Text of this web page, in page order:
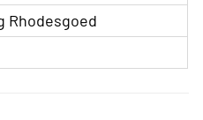
Rhodesgoed